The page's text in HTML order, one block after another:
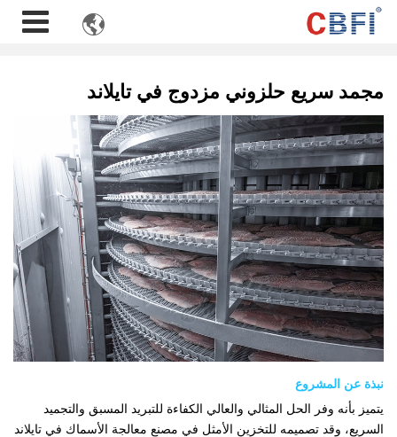

مجمد سريع حلزوني مزدوج في تايلاند
نبذة عن المشروع
يتميز بأنه وفر الحل المثالي والعالي الكفاءة للتبريد المسبق والتجميد
السريع، وقد تصميمه للتخزين الأمثل في مصنع معالجة الأسماك في تايلاند